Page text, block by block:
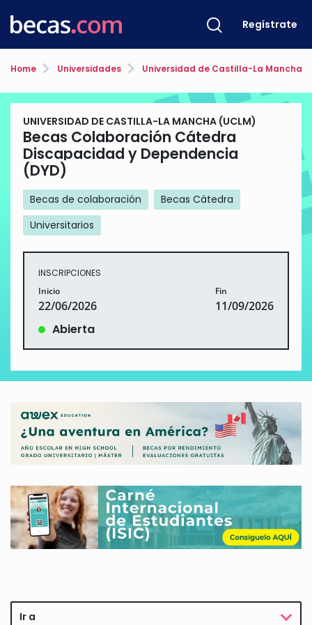
Regístrate
Home Universidades Universidad de Castilla-La Mancha
UNIVERSIDAD DE CASTILLA-LA MANCHA (UCLM)
Becas Colaboración Cátedra
Discapacidad y Dependencia
(DYD)
Becas de colaboración
Becas Cátedra
Universitarios
INSCRIPCIONES
Inicio
22/06/2026
Fin
11/09/2026
Abierta
Ir a